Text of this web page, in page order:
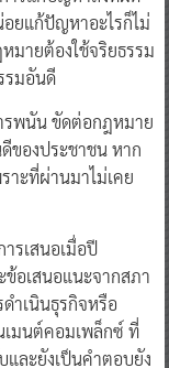
ยแก้ปัญหาอะไรก็ไม่
มายต้องใช้จริยธรรม
รมอันดี
รพนัน ขัดต่อกฎหมาย
ของประชาชน หาก
าะที่ผ่านมาไม่เคย
ารเสนอเมื่อปี
อเสนอแนะจากสภา
ำเนินธุรกิจหรือ
เมนต์คอมเพล็กซ์ ที่
ละยังเป็นคำตอบยัง